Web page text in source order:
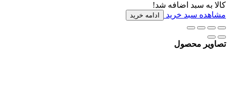
کالا به سبد اضافه شد!
مشاهده سبد خرید
ادامه خرید
تصاویر محصول